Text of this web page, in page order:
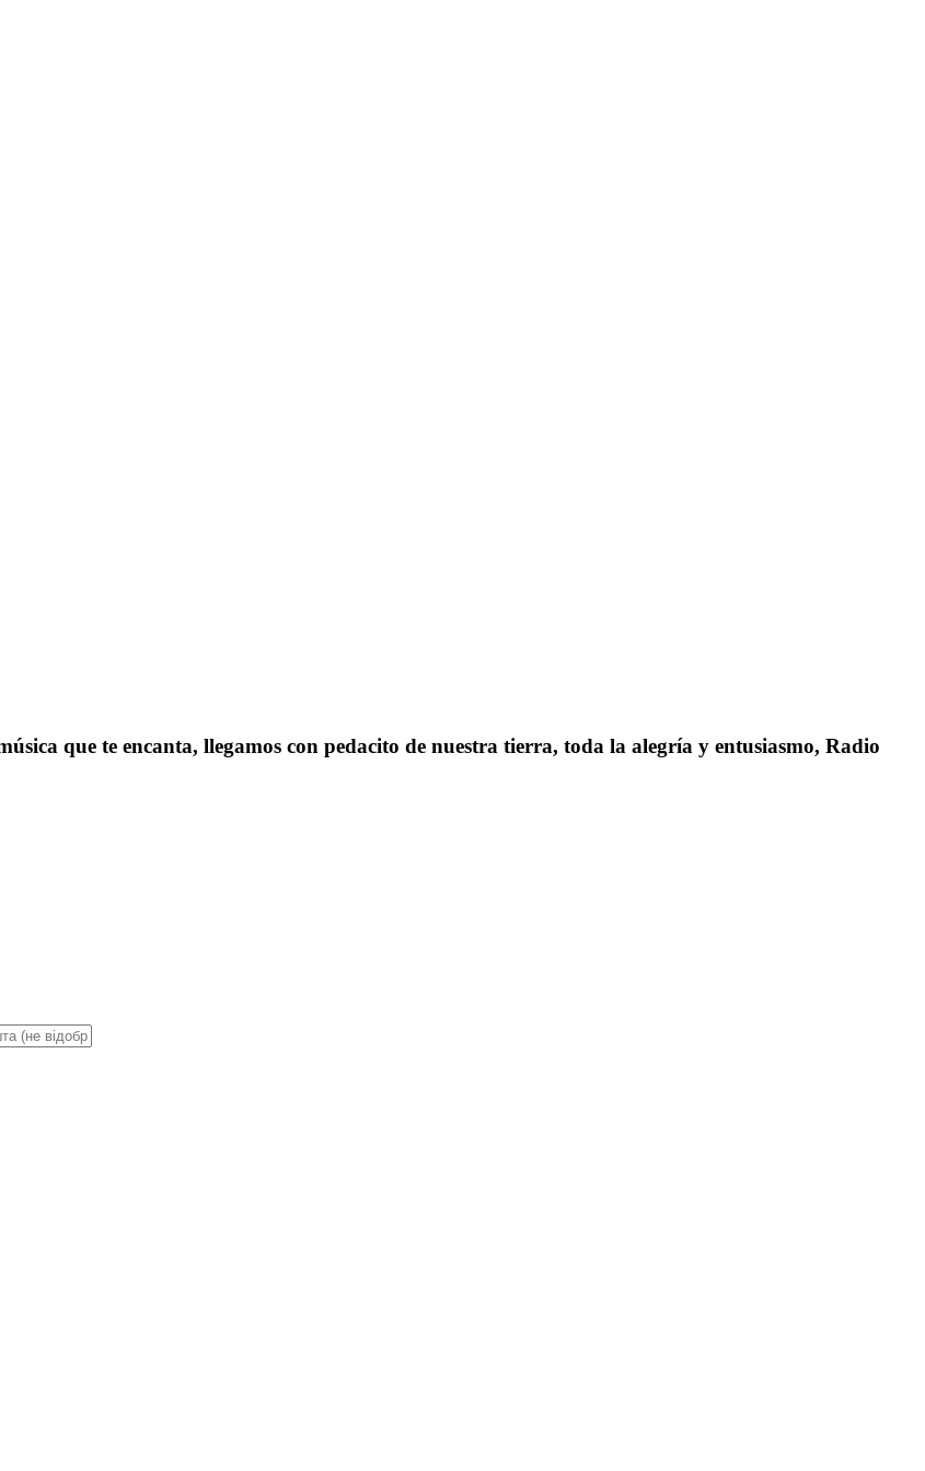
que te encanta, llegamos con pedacito de nuestra tierra, toda la alegría y entusiasmo, Radio